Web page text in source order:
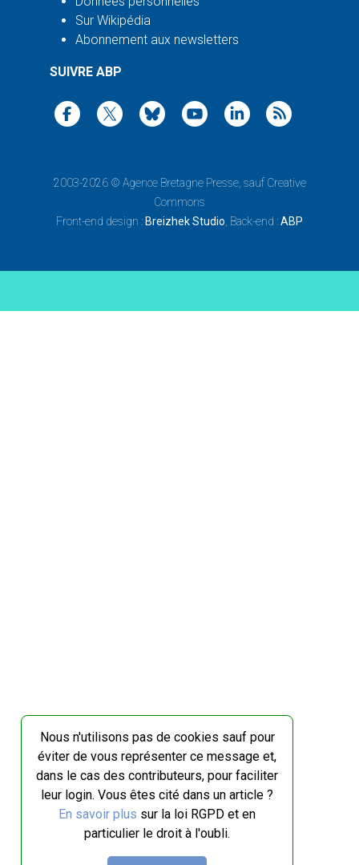
Nous n'utilisons pas de cookies sauf pour
éviter de vous représenter ce message et,
dans le cas des contributeurs, pour faciliter
leur login. Vous êtes cité dans un article ?
En savoir plus sur la loi RGPD et en
particulier le droit à l'oubli.
Sur Wikipédia
Abonnement aux newsletters
SUIVRE ABP
2003-2026 © Agence Bretagne Presse, sauf Creative
Commons
Front-end design : Breizhek Studio , Back-end :ABP